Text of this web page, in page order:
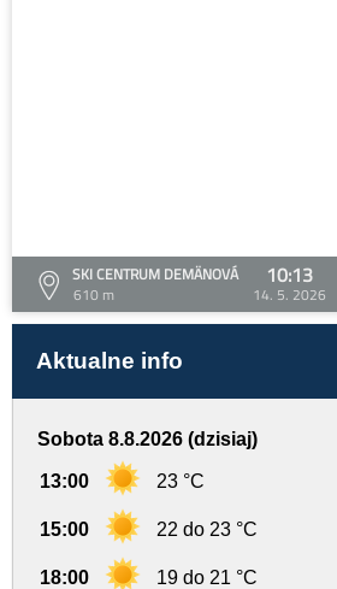
SKI CENTRUM DEMÄNOVÁ
610 m
10:13
14. 5. 2026
Aktualne info
Sobota 8.8.2026 (dzisiaj)
13:00 23 °C
15:00 22 do 23 °C
18:00 19 do 21 °C